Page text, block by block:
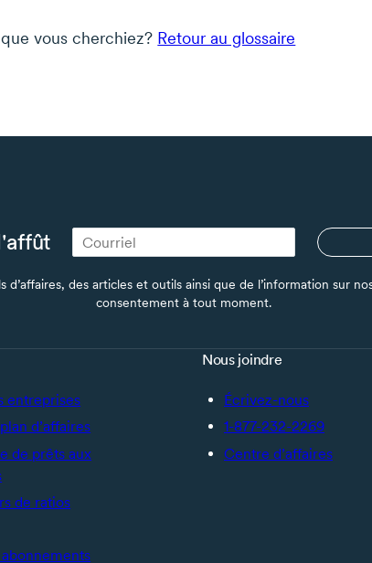
vous cherchiez? Retour au glossaire
des articles et outils ainsi que de l’information sur
consentement à tout moment.
entreprises
d’affaires
de prêts aux
de ratios
Nous joindre
Écrivez-nous
1-877-232-2269
Centre d’affaires